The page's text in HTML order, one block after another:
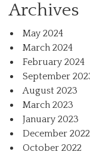
Archives
May 2024
March 2024
February 2024
September
August 2023
March 2023
January 2023
December 2022
October 2022